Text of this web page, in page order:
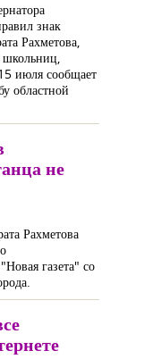
знак
Рахметова,
школьниц,
июля сообщает
областной
не
Рахметова
газета" со